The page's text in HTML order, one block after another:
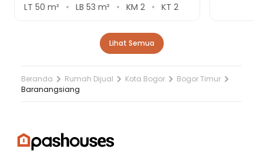
LT 50 m² LB 53 m² KM 2 KT 2
Lihat Semua
Beranda Rumah Dijual Kota Bogor
Bogor Timur
Baranangsiang